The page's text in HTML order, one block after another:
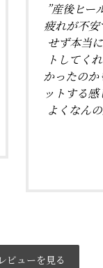
”産後ヒー
疲れが不
せず本当
トしてく
かったのか
ットする
よくなん
ビューを見る